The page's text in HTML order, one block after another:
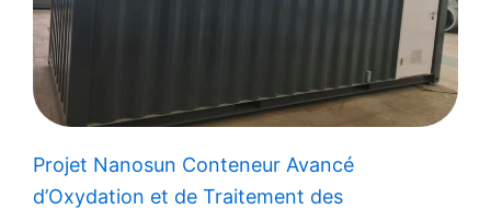
Projet Nanosun Conteneur Avancé
d’Oxydation et de Traitement des